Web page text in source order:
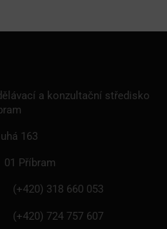
a konzultační středisko
163
01 Příbram
(+420) 318 660 053
(+420) 724 757 607